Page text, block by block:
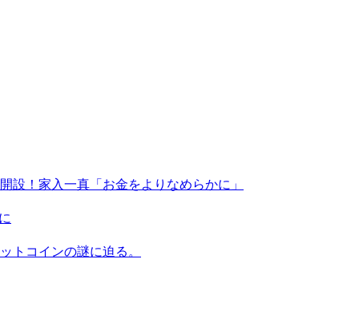
設！家入一真「お金をよりなめらかに」
トコインの謎に迫る。